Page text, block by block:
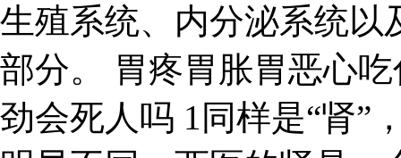
生殖系统、内分泌系统以
部分。 胃疼胃胀胃恶心
劲会死人吗 1同样是“肾”